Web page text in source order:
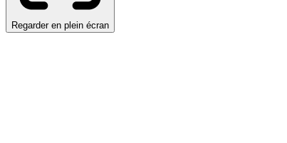
Regarder en plein écran